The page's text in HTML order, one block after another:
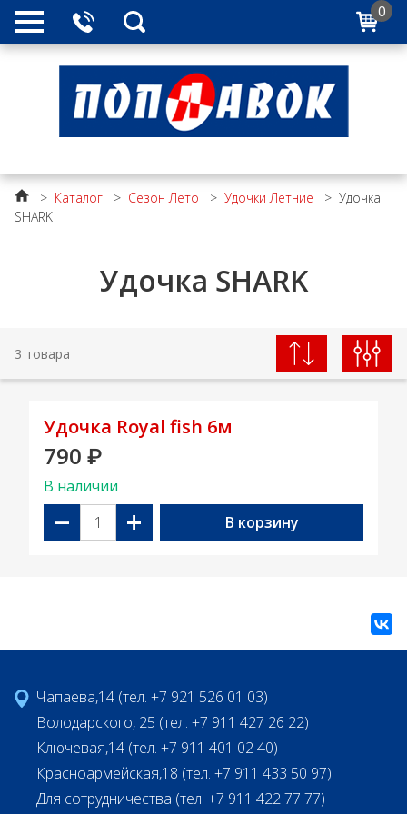
0
> Каталог > Сезон Лето > Удочки Летние > Удочка
SHARK
Удочка SHARK
3 товара
Удочка Royal fish 6м
790 ₽
В наличии
− + В корзину
Чапаева,14 (тел. +7 921 526 01 03)
Володарского, 25 (тел. +7 911 427 26 22)
Ключевая,14 (тел. +7 911 401 02 40)
Красноармейская,18 (тел. +7 911 433 50 97)
Для сотрудничества (тел. +7 911 422 77 77)